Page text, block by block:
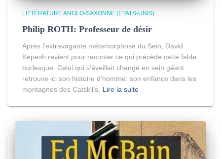
LITTÉRATURE ANGLO-SAXONNE (ETATS-UNIS)
Philip ROTH: Professeur de désir
Après l’extravagante métamorphose du Sein, David
Kepesh revient pour raconter ce qui précède cette fable
burlesque. Celui qui s’éveillait changé en sein géant
retrouve ici son histoire d’homme: son enfance dans les
montagnes des Catskills,
Lire la suite